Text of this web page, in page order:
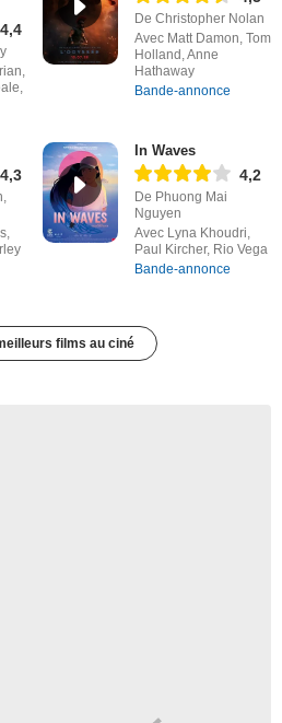
4,4
De Christopher Nolan
Avec Matt Damon, Tom
Holland, Anne
Hathaway
Bande-annonce
4,3
In Waves
4,2
De Phuong Mai
Nguyen
Avec Lyna Khoudri,
Paul Kircher, Rio Vega
Bande-annonce
films au ciné